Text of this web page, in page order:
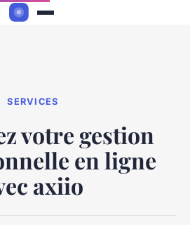
SERVICES
votre gestion
en ligne
axiio